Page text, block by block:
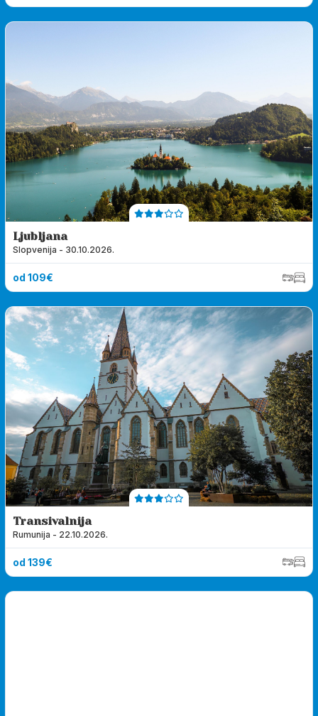
Ljubljana
Slopvenija - 30.10.2026.
od 109€
Transivalnija
Rumunija - 22.10.2026.
od 139€